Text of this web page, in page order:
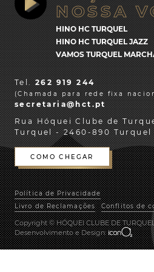
NOSSA
HINO HC TURQUEL
HINO HC TURQUEL JAZZ
VAMOS TURQUEL
VAMOS TURQUEL COVER
Tel.262 919 244
(Chamada para rede fixa
secretaria@hct.pt
Rua Hóquei Clube de
Turquel - 2460-890 Turquel
COMO CHEGAR
Política de Privacidade
Livro de Reclamações
Conflitos de
Copyright © HÓQUEI CLUBE DE
Desenvolvimento e Design: